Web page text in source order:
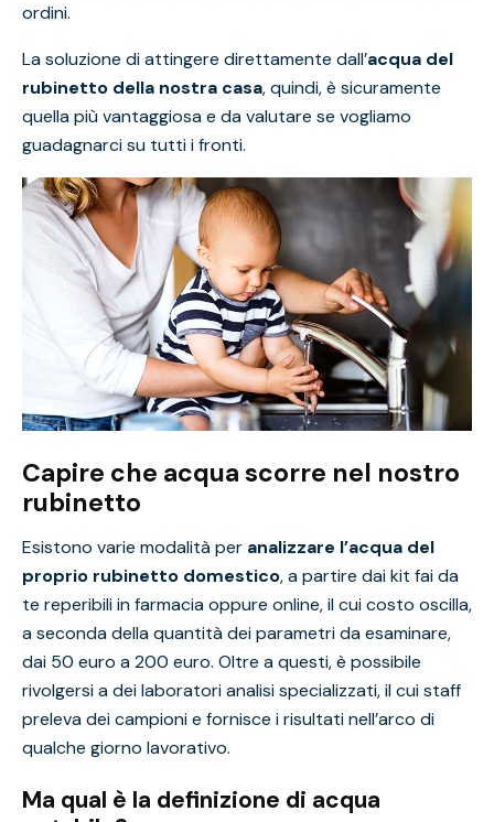
ordini.
La soluzione di attingere direttamente dall’acqua del
rubinetto della nostra casa, quindi, è sicuramente
quella più vantaggiosa e da valutare se vogliamo
guadagnarci su tutti i fronti.
Capire che acqua scorre nel nostro
rubinetto
Esistono varie modalità per analizzare l’acqua del
proprio rubinetto domestico, a partire dai kit fai da
te reperibili in farmacia oppure online, il cui costo oscilla,
a seconda della quantità dei parametri da esaminare,
dai 50 euro a 200 euro. Oltre a questi, è possibile
rivolgersi a dei laboratori analisi specializzati, il cui staff
preleva dei campioni e fornisce i risultati nell’arco di
qualche giorno lavorativo.
Ma qual è la definizione di acqua